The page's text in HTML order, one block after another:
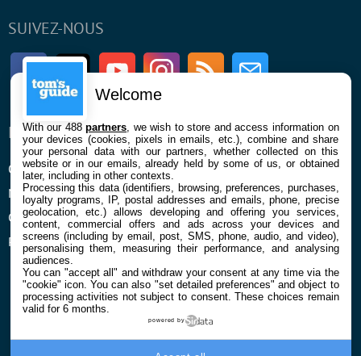
SUIVEZ-NOUS
FacebookTwitter Youtube InstagramRSS Newsletter
ENTREPRISE
Qui sommes nous
Mentions légales et CGU
Confidentialité et Cookies
Préférences cookies
À PROPOS
La rédaction
Contact
Welcome
With our 488partners , we wish to store and access information on
your devices (cookies, pixels in emails, etc.), combine and share
your personal data with our partners, whether collected on this
website or in our emails, already held by some of us, or obtained
later, including in other contexts.
Processing this data (identifiers, browsing, preferences, purchases,
loyalty programs, IP, postal addresses and emails, phone, precise
geolocation, etc.) allows developing and offering you services,
content, commercial offers and ads across your devices and
screens (including by email, post, SMS, phone, audio, and video),
personalising them, measuring their performance, and analysing
audiences.
You can "accept all" and withdraw your consent at any time via the
"cookie" icon. You can also "set detailed preferences" and object to
processing activities not subject to consent. These choices remain
valid for 6 months.
powered by